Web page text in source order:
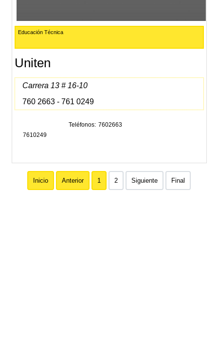
Educación Técnica
Uniten
Carrera 13 # 16-10
760 2663 - 761 0249
Teléfonos
7602663
7610249
Inicio Anterior 1 2 Siguiente Final